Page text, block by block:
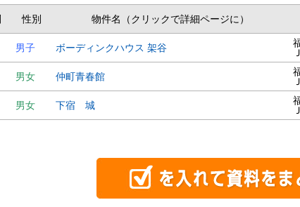
性別 物件名（クリックで詳細ページに）
男子 ボーディンクハウス 架谷
男女 仲町青春館
男女 下宿 城